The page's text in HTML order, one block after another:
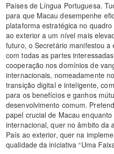
Países de Língua Portuguesa.
para que Macau desempenhe
plataforma estratégica no
ao exterior a um nível mais
futuro, o Secretário manifestou
com todas as partes
cooperação nos domínios de
internacionais, nomeadamente
transição digital e inteligente,
para os benefícios e ganhos
desenvolvimento comum.
papel crucial de Macau
internacional, quer no âmbito da
País ao exterior, quer na
qualidade da iniciativa “Uma